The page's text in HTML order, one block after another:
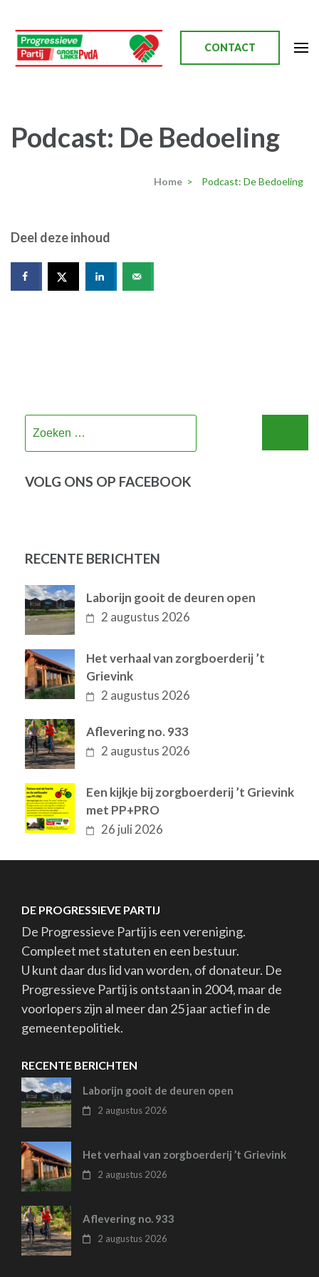
naar
inhoud
(Druk
CONTACT
Podcast: De Bedoeling
Home > Podcast: De Bedoeling
Deel deze inhoud
VOLG ONS OP FACEBOOK
RECENTE BERICHTEN
Laborijn gooit de deuren open
2 augustus 2026
Het verhaal van zorgboerderij ’t
Grievink
2 augustus 2026
Aflevering no. 933
2 augustus 2026
Een kijkje bij zorgboerderij ’t Grievink
met PP+PRO
26 juli 2026
DE PROGRESSIEVE PARTIJ
De Progressieve Partij is een vereniging.
Compleet met statuten en een bestuur.
U kunt daar dus lid van worden, of donateur. De
Progressieve Partij is ontstaan in 2004, maar de
voorlopers zijn al meer dan 25 jaar actief in de
gemeentepolitiek.
RECENTE BERICHTEN
Laborijn gooit de deuren open
2 augustus 2026
Het verhaal van zorgboerderij ’t Grievink
2 augustus 2026
Aflevering no. 933
2 augustus 2026